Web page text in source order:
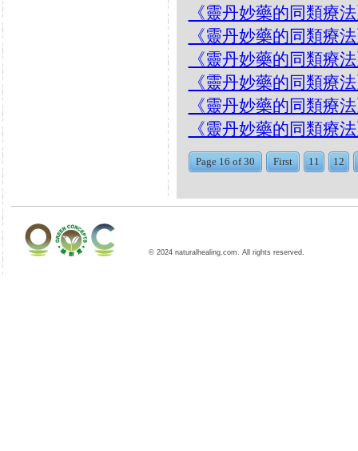
《靈丹妙藥的同類療
《靈丹妙藥的同類療
《靈丹妙藥的同類療
《靈丹妙藥的同類療
《靈丹妙藥的同類療
《靈丹妙藥的同類療
Page 16 of 30 First 11 12
© 2024 naturalhealing.com. All rights reserved.